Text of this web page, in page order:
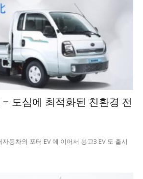
– 도심에 최적화된 친환경 전
동차의 포터 EV 에 이어서 봉고3 EV 도 출시